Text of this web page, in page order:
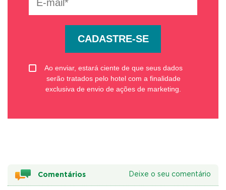
CADASTRE-SE
Ao enviar, estará ciente de que seus dados
serão tratados pelo hotel com a finalidade
exclusiva de envio de ações de marketing.
Comentários Deixe o seu comentário